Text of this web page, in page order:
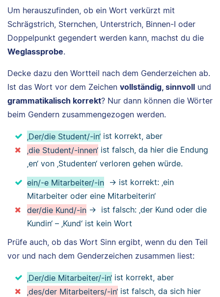
Um herauszufinden, ob ein Wort verkürzt mit
Schrägstrich, Sternchen, Unterstrich, Binnen-I oder
Doppelpunkt gegendert werden kann, machst du die
Weglassprobe.
Decke dazu den Wortteil nach dem Genderzeichen ab.
Ist das Wort vor dem Zeichen vollständig, sinnvoll und
grammatikalisch korrekt? Nur dann können die Wörter
beim Gendern zusammengezogen werden.
‚Der/die Student/-in‘ ist korrekt, aber
‚die Student/-innen‘ ist falsch, da hier die Endung
‚en‘ von ‚Studenten‘ verloren gehen würde.
ein/-e Mitarbeiter/-in → ist korrekt: ‚ein
Mitarbeiter oder eine Mitarbeiterin‘
der/die Kund/-in → ist falsch: ‚der Kund oder die
Kundin‘ – ‚Kund‘ ist kein Wort
Prüfe auch, ob das Wort Sinn ergibt, wenn du den Teil
vor und nach dem Genderzeichen zusammen liest:
‚Der/die Mitarbeiter/-in‘ ist korrekt, aber
‚des/der Mitarbeiters/-in‘ ist falsch, da sich hier